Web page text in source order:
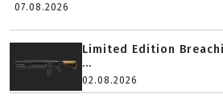
07.08.2026
Limited Edition
...
02.08.2026